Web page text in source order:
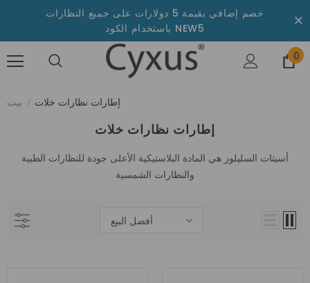
خصم إضافي بقيمة 5 دولارات على جميع النظارات
باستخدام الكود NEW5
0
بيت إطارات نظارات خلات
إطارات نظارات خلات
أسيتات السليلوز هي المادة البلاستيكية الأعلى جودة للنظارات الطبية
والنظارات الشمسية
أفضل البيع